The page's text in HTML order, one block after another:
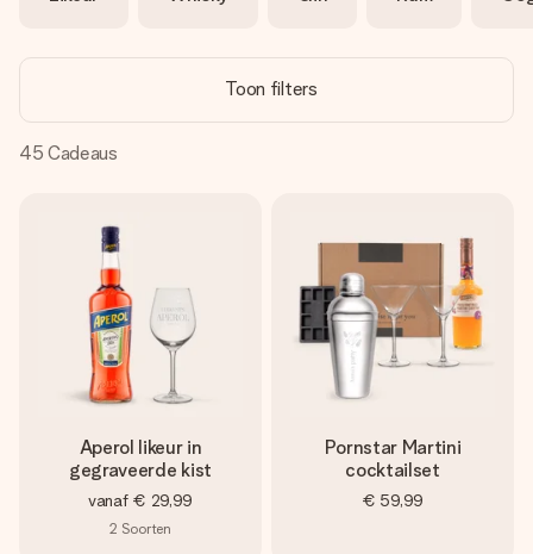
jullie foto of een boodschap die raakt. Zonder gedoe, maar
Toon filters
45 Cadeaus
Aperol likeur in
gegraveerde kist
vanaf € 29,99
2 Soorten
Pornstar Martini
cocktailset
€ 59,99